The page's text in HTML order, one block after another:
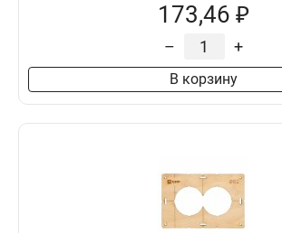
173,46 ₽
– +
В корзину